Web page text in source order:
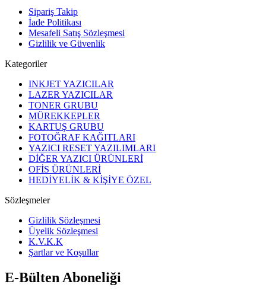
Sipariş Takip
İade Politikası
Mesafeli Satış Sözleşmesi
Gizlilik ve Güvenlik
Kategoriler
INKJET YAZICILAR
LAZER YAZICILAR
TONER GRUBU
MÜREKKEPLER
KARTUŞ GRUBU
FOTOĞRAF KAĞITLARI
YAZICI RESET YAZILIMLARI
DİĞER YAZICI ÜRÜNLERİ
OFİS ÜRÜNLERİ
HEDİYELİK & KİŞİYE ÖZEL
Sözleşmeler
Gizlilik Sözleşmesi
Üyelik Sözleşmesi
K.V.K.K
Şartlar ve Koşullar
E-Bülten Aboneliği